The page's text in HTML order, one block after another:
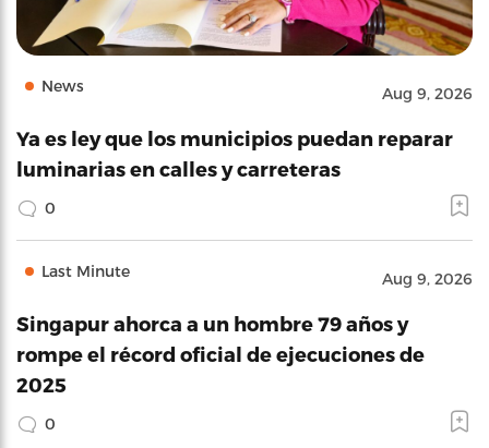
News Aug 9, 2026
Ya es ley que los municipios puedan reparar
luminarias en calles y carreteras
0
Last Minute Aug 9, 2026
Singapur ahorca a un hombre 79 años y
rompe el récord oficial de ejecuciones de
2025
0